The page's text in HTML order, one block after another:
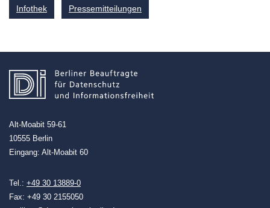
Infothek
Pressemitteilungen
Alt-Moabit 59-61
10555 Berlin
Eingang: Alt-Moabit 60
Tel.: +49 30 13889-0
Fax: +49 30 2155050